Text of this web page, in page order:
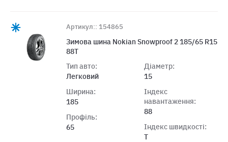
Артикул:: 154865
Зимова шина Nokian Snowproof 2 185/65 R15
88T
Тип авто:
Легковий
Ширина:
185
Профіль:
65
Діаметр:
15
Індекс
навантаження:
88
Індекс швидкості:
T